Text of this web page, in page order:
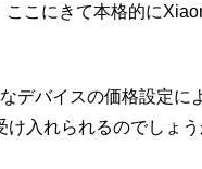
こにきて本格的に
デバイスの価格設定に
入れられるのでしょ